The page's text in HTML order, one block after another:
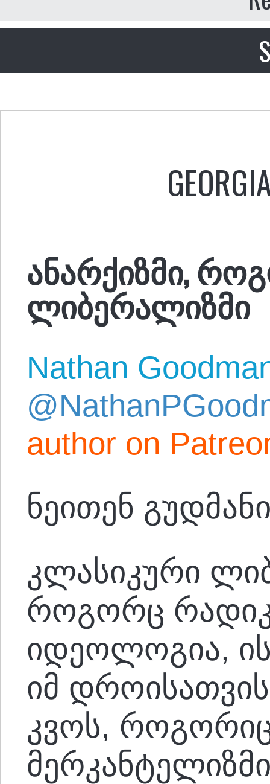
ანარქიზმი,
ლიბერალიზმი
Nathan
author on
ნეითენ
კლასიკური
როგორც
იდეოლოგია, ის
იმ
კვოს,